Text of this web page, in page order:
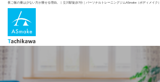
夜ご飯の量は少ない方が痩せる理由。 | 立川駅徒歩7分｜パーソナルトレーニングジムASmake（ボディメイク）